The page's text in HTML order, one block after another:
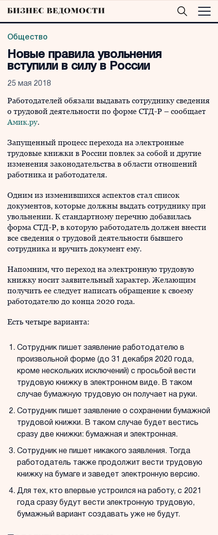
Общество
Новые правила увольнения
вступили в силу в России
25 мая 2018
Работодателей обязали выдавать сотруднику сведения
о трудовой деятельности по форме СТД-Р – сообщает
Амик.ру.
Запущенный процесс перехода на электронные
трудовые книжки в России повлек за собой и другие
изменения законодательства в области отношений
работника и работодателя.
Одним из изменившихся аспектов стал список
документов, которые должны выдать сотруднику при
увольнении. К стандартному перечню добавилась
форма СТД-Р, в которую работодатель должен внести
все сведения о трудовой деятельности бывшего
сотрудника и вручить документ ему.
Напомним, что переход на электронную трудовую
книжку носит заявительный характер. Желающим
получить ее следует написать обращение к своему
работодателю до конца 2020 года.
Есть четыре варианта:
Сотрудник пишет заявление работодателю в
произвольной форме (до 31 декабря 2020 года,
кроме нескольких исключений) с просьбой вести
трудовую книжку в электронном виде. В таком
случае бумажную трудовую он получает на руки.
Сотрудник пишет заявление о сохранении бумажной
трудовой книжки. В таком случае будет вестись
сразу две книжки: бумажная и электронная.
Сотрудник не пишет никакого заявления. Тогда
работодатель также продолжит вести трудовую
книжку на бумаге и заведет электронную версию.
Для тех, кто впервые устроился на работу, с 2021
года сразу будут вести электронную трудовую,
бумажный вариант создавать уже не будут.